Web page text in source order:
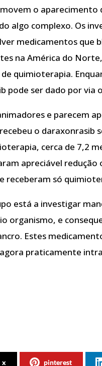
o
algo complexo. Os
medicamentos que
na América do
quimioterapia.
pode ser dado por via
e parecem
o daraxonrasib
cerca de 7,2
apreciável
receberam só
está a investigar
organismo, e
Estes
praticamente
x pinterest